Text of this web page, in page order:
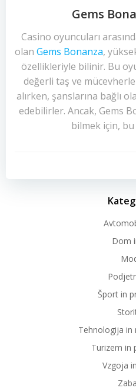
Gems
Casino oyuncuları
olan Gems Bonanza,
özellikleriyle bilinir. Bu
değerli taş ve
alırken, şanslarına bağlı
edebilirler. Ancak, Gems
bilmek için,
Dom
Šport in
Tehnologija in
Turizem in
Vzgoja